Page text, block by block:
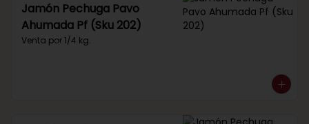
Jamón Pechuga Pavo
Ahumada Pf (Sku 202)
Venta por 1/4 kg.